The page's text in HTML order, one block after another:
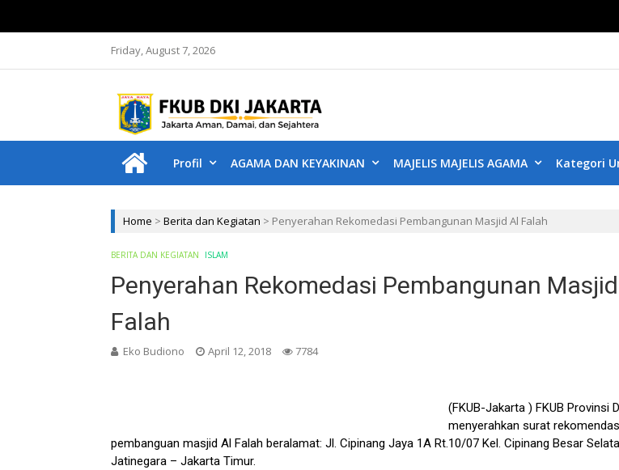
Friday, August 7, 2026
FKUB DKI
Profil AGAMA DAN KEYAKINAN MAJELIS MAJELIS AGAMA Kategori
Home > Berita dan Kegiatan > Penyerahan Rekomedasi Pembangunan Masjid Al Falah
BERITA DAN KEGIATAN ISLAM
Penyerahan Rekomedasi Pembangunan
Falah
Eko Budiono April 12, 2018 7784
(FKUB-Jakarta ) FKUB Provinsi
menyerahkan surat
pembanguan masjid Al Falah beralamat: Jl. Cipinang Jaya 1A Rt.10/07 Kel. Cipinang Besar
Jatinegara – Jakarta Timur.